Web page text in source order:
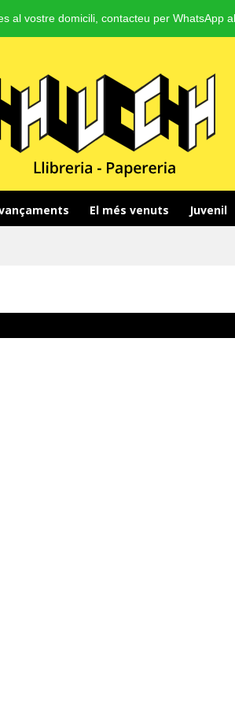
al vostre domicili, contacteu per WhatsApp
El més venuts Juvenil